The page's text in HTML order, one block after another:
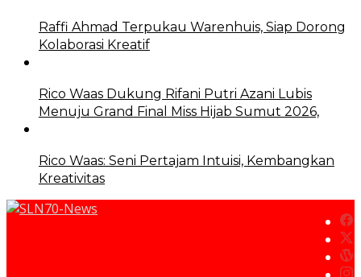
Raffi Ahmad Terpukau Warenhuis, Siap Dorong
Kolaborasi Kreatif
Rico Waas Dukung Rifani Putri Azani Lubis
Menuju Grand Final Miss Hijab Sumut 2026,
Rico Waas: Seni Pertajam Intuisi, Kembangkan
Kreativitas